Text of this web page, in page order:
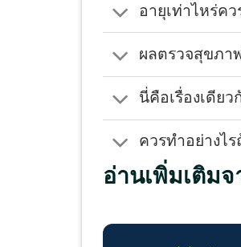
อายุเท่าไหร่คว
ผลตรวจสุขภา
นี่คือเรื่องเดีย
ควรทำอย่างไ
อ่านเพิ่มเติม